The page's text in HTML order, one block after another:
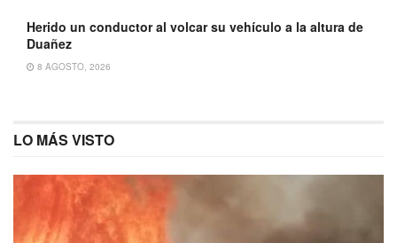
Herido un conductor al volcar su vehículo a la altura de
Duañez
8 AGOSTO, 2026
LO MÁS VISTO